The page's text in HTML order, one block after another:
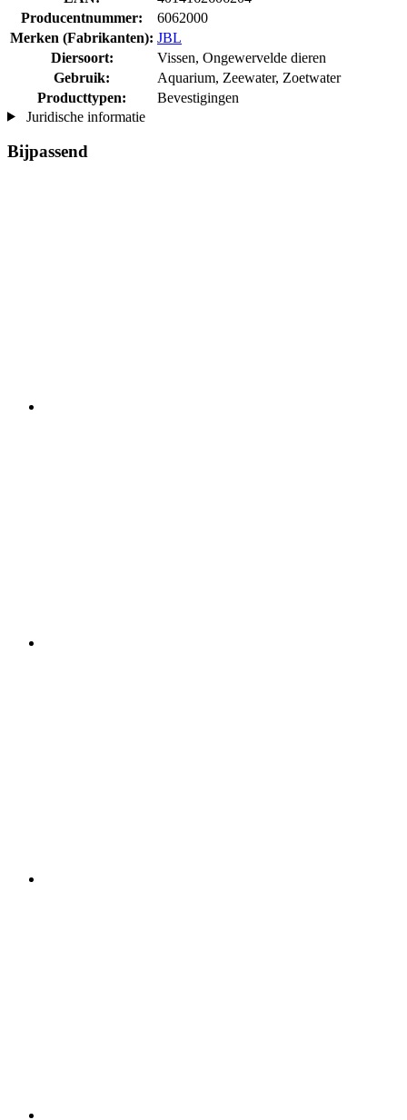
Producentnummer:
6062000
Merken (Fabrikanten): JBL
Diersoort:
Vissen, Ongewervelde dieren
Gebruik:
Aquarium, Zeewater, Zoetwater
Producttypen:
Bevestigingen
Juridische informatie
Bijpassend